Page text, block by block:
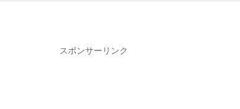
スポンサーリンク